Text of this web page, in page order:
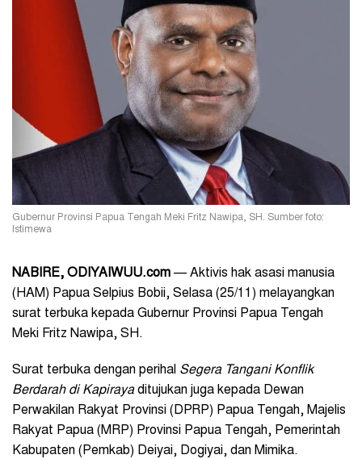
Gubernur Provinsi Papua Tengah Meki Fritz Nawipa, SH. Sumber foto:
Istimewa
NABIRE, ODIYAIWUU.com — Aktivis hak asasi manusia
(HAM) Papua Selpius Bobii, Selasa (25/11) melayangkan
surat terbuka kepada Gubernur Provinsi Papua Tengah
Meki Fritz Nawipa, SH.
Surat terbuka dengan perihal Segera Tangani Konflik
Berdarah di Kapirayaditujukan juga kepada Dewan
Perwakilan Rakyat Provinsi (DPRP) Papua Tengah, Majelis
Rakyat Papua (MRP) Provinsi Papua Tengah, Pemerintah
Kabupaten (Pemkab) Deiyai, Dogiyai, dan Mimika.